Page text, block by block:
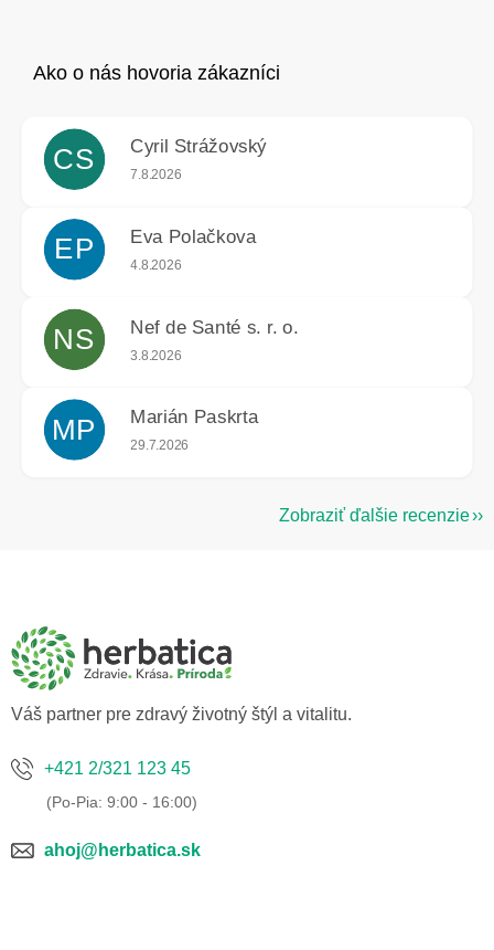
CS Cyril Strážovský
Hodnotenie obchodu je 5 z 5 hviezdičiek.
7.8.2026
EP Eva Polačkova
Hodnotenie obchodu je 5 z 5 hviezdičiek.
4.8.2026
NS Nef de Santé s. r. o.
Hodnotenie obchodu je 5 z 5 hviezdičiek.
3.8.2026
MP Marián Paskrta
Hodnotenie obchodu je 5 z 5 hviezdičiek.
29.7.2026
Zobraziť ďalšie recenzie
Váš partner pre zdravý životný štýl a vitalitu.
+421 2/321 123 45
ahoj@herbatica.sk